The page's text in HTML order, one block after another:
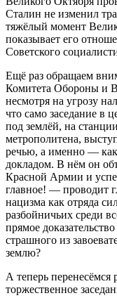
Сталин не изменил
тяжёлый момент
показывает его
Советского
Ещё раз обращаем
Комитета Обороны и
несмотря на угрозу
что само заседание в
под землёй, на
метрополитена,
речью, а именно —
докладом. В нём он
Красной Армии и
главное! — проводит
нацизма как отряда
разбойничьих среди
прямое
страшного из
землю?
А теперь перенесёмся
торжественное